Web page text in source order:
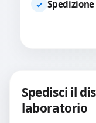
✓
Spedisci il
laboratorio